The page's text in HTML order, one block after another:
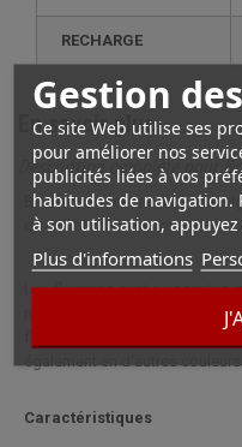
Gestion
Ce site Web utilise ses
pour améliorer nos
publicités liées à vos
habitudes de navigation.
à son utilisation,
Plus d'informations
RECHARGE
En savoir plus
Description complète pour
Briquet permettant d'allumer
de double flamme torche.
Les flammes sont puissantes
molette sous le briquet. Il
également en d'autres
Caractéristiques